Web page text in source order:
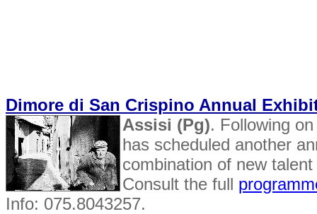
Dimore di San Crispino Annual
Assisi (Pg). Following
has scheduled another
combination of new
Consult the full
Info: 075.8043257.